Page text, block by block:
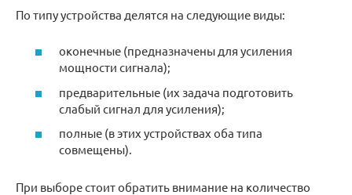
По типу устройства делятся на следующие виды:
оконечные (предназначены для усиления
мощности сигнала);
предварительные (их задача подготовить
слабый сигнал для усиления);
полные (в этих устройствах оба типа
совмещены).
При выборе стоит обратить внимание на количество